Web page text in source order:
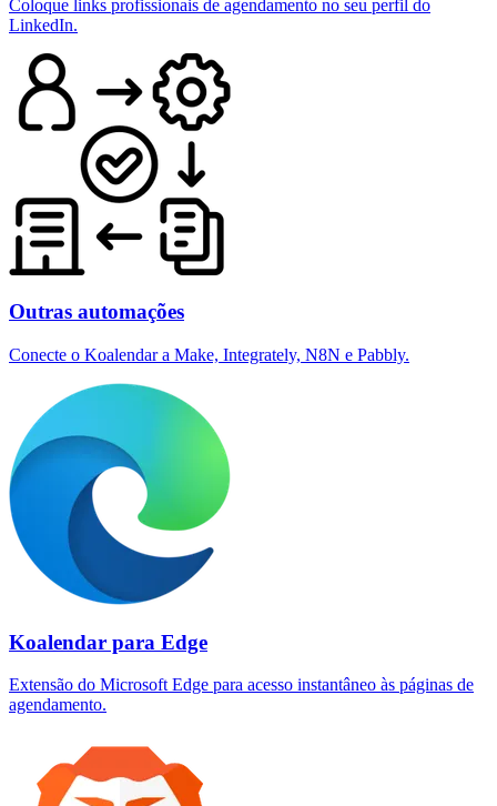
Coloque links profissionais de agendamento no seu perfil do
LinkedIn.
Outras automações
Conecte o Koalendar a Make, Integrately, N8N e Pabbly.
Koalendar para Edge
Extensão do Microsoft Edge para acesso instantâneo às páginas de
agendamento.